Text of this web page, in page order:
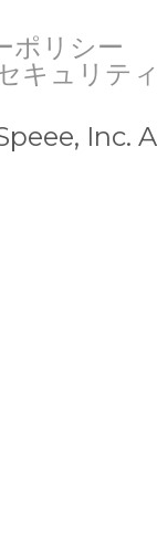
ポリシー
キュリテ
Inc.